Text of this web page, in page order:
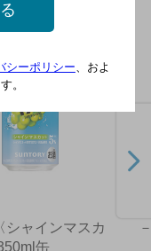
シャインマスカ
缶
シーポリシー、およ
。